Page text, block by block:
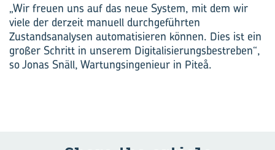
„Wir freuen uns auf das neue System, mit dem wir
viele der derzeit manuell durchgeführten
Zustandsanalysen automatisieren können. Dies ist ein
großer Schritt in unserem Digitalisierungsbestreben“,
so Jonas Snäll, Wartungsingenieur in Piteå.